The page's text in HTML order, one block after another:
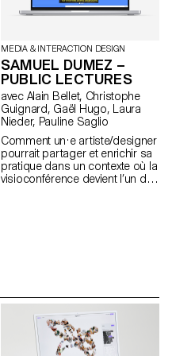
capsule temporelle sous la
forme de tickets,
textuelles. www.memogram.ch
MEDIA & INTERACTION DESIGN
SAMUEL DUMEZ –
PUBLIC LECTURES
avec Alain Bellet, Christophe
Guignard, Gaël Hugo, Laura
Nieder, Pauline Saglio
Comment un·e artiste/designer
pourrait partager et enrichir sa
pratique dans un contexte où la
visioconférence devient l’un des
le biais de commentaires et
d’échanges de contenu, Public
Lectures cherche à effacer les
frontières habituelles entre